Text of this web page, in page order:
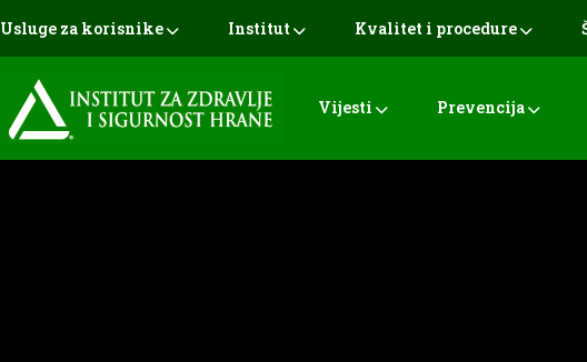
Usluge za korisnike Institut Kvalitet i procedure
Vijesti Prevencija